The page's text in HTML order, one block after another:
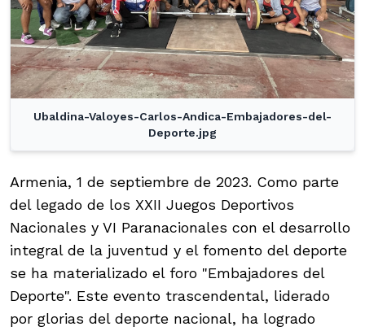
Ubaldina-Valoyes-Carlos-Andica-Embajadores-del-
Deporte.jpg
Armenia, 1 de septiembre de 2023. Como parte
del legado de los XXII Juegos Deportivos
Nacionales y VI Paranacionales con el desarrollo
integral de la juventud y el fomento del deporte
se ha materializado el foro "Embajadores del
Deporte". Este evento trascendental, liderado
por glorias del deporte nacional, ha logrado